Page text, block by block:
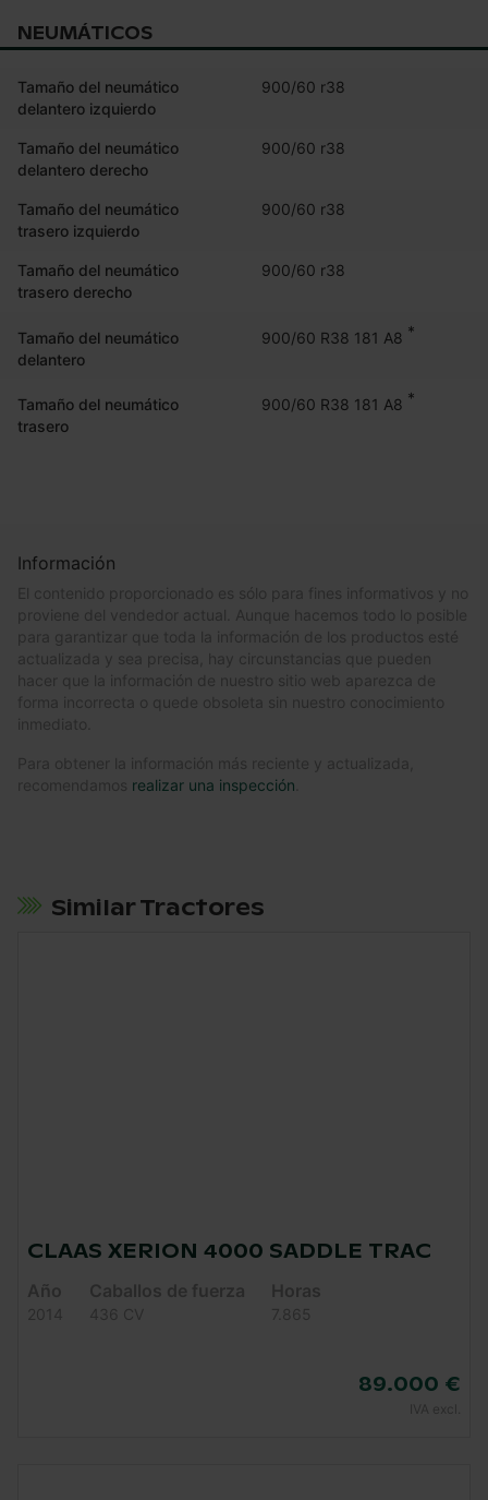
NEUMÁTICOS
Tamaño del neumático
delantero izquierdo
900/60 r38
Tamaño del neumático
delantero derecho
900/60 r38
Tamaño del neumático
trasero izquierdo
900/60 r38
Tamaño del neumático
trasero derecho
900/60 r38
Tamaño del neumático
delantero
900/60 R38 181 A8 *
Tamaño del neumático
trasero
900/60 R38 181 A8 *
Información
El contenido proporcionado es sólo para fines informativos y no
proviene del vendedor actual. Aunque hacemos todo lo posible
para garantizar que toda la información de los productos esté
actualizada y sea precisa, hay circunstancias que pueden
hacer que la información de nuestro sitio web aparezca de
forma incorrecta o quede obsoleta sin nuestro conocimiento
inmediato.
Para obtener la información más reciente y actualizada,
recomendamos realizar una inspección
Similar Tractores
CLAAS XERION 4000 SADDLE TRAC
Año
2014
Caballos de fuerza
436 CV
Horas
7.865
89.000 €